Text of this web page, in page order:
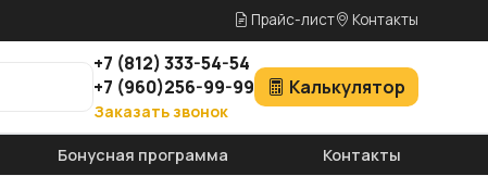
Прайс-лист Контакты
+7 (812)333-54-54
+7 (960)256-99-99
Заказать звонок
Калькулятор
Бонусная программа Контакты